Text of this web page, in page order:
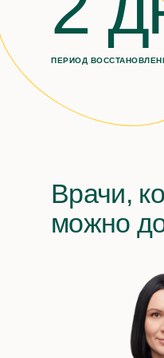
ПЕРИОД
Врачи,
можно